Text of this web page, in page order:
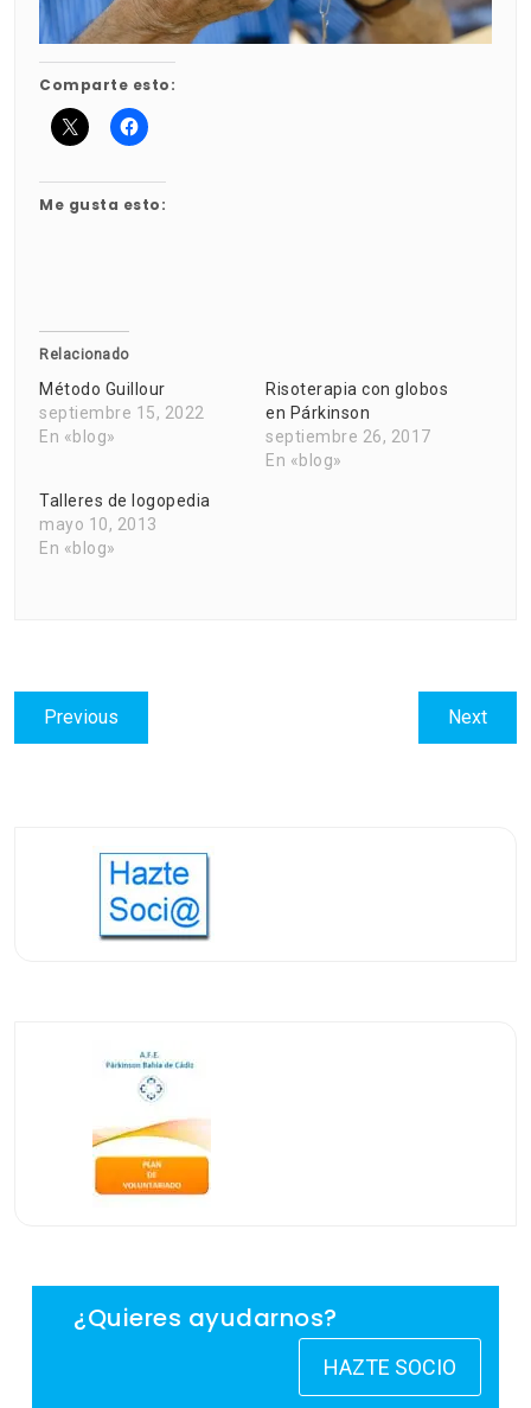
Comparte esto:
Me gusta esto:
Relacionado
Método Guillour
septiembre 15, 2022
En «blog»
Risoterapia con globos
en Párkinson
septiembre 26, 2017
En «blog»
Talleres de logopedia
mayo 10, 2013
En «blog»
Navegación
de
Previous
post:
NextNext
post:
¿Quieres ayudarnos?
HAZTE SOCIO